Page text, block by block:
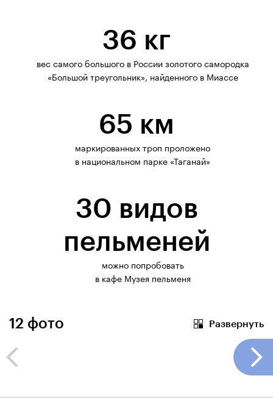
36 кг
вес самого большого в России золотого самородка
«Большой треугольник», найденного в Миассе
65 км
маркированных троп проложено
в национальном парке «Таганай»
30 видов
пельменей
можно попробовать
в кафе Музея пельменя
12 фото Развернуть